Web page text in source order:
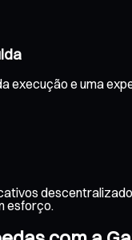
execução e uma
esforço.